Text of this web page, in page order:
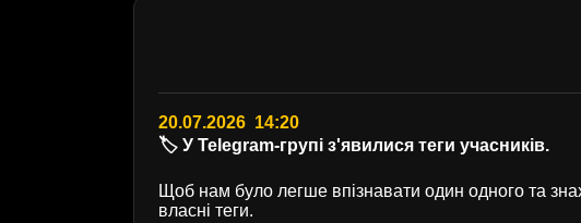
20.07.2026 14:20
🏷️ У Telegram-групі з'явилися теги учасників.
Щоб нам було легше впізнавати один одного та
власні теги.